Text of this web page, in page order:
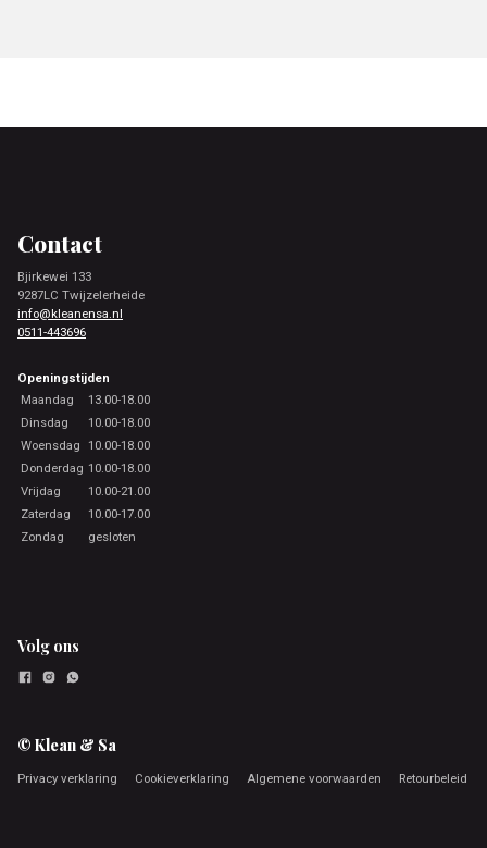
Contact
Bjirkewei 133
9287LC Twijzelerheide
info@kleanensa.nl
0511-443696
Openingstijden
Maandag
13.00-18.00
Dinsdag
10.00-18.00
Woensdag 10.00-18.00
Donderdag 10.00-18.00
Vrijdag
10.00-21.00
Zaterdag
10.00-17.00
Zondag
gesloten
Volg ons
© Klean & Sa
Privacy verklaring Cookieverklaring Algemene voorwaarden Retourbeleid